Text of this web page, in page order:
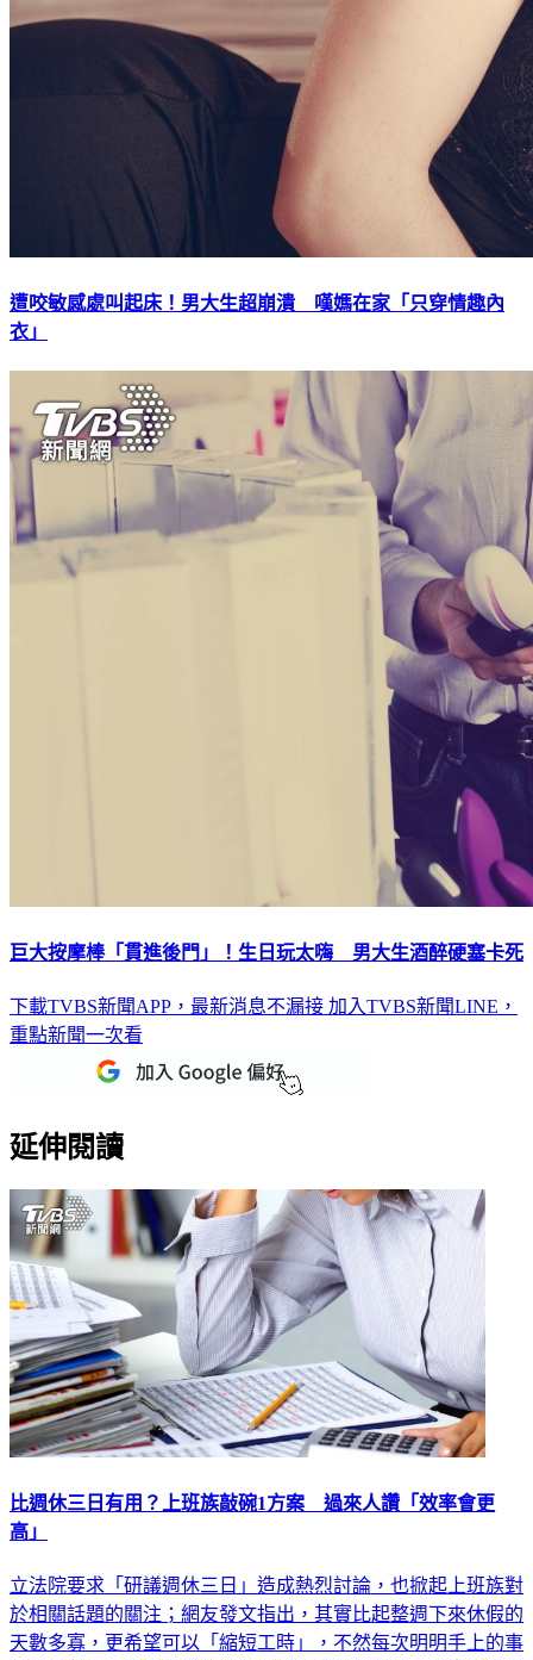
遭咬敏感處叫起床！男大生超崩潰 嘆媽在家「只穿情趣內
衣」
巨大按摩棒「貫進後門」！生日玩太嗨 男大生酒醉硬塞卡死
下載TVBS新聞APP，最新消息不漏接 加入TVBS新聞LINE，
重點新聞一次看
延伸閱讀
比週休三日有用？上班族敲碗1方案 過來人讚「效率會更
高」
立法院要求「研議週休三日」造成熱烈討論，也掀起上班族對
於相關話題的關注；網友發文指出，其實比起整週下來休假的
天數多寡，更希望可以「縮短工時」，不然每次明明手上的事